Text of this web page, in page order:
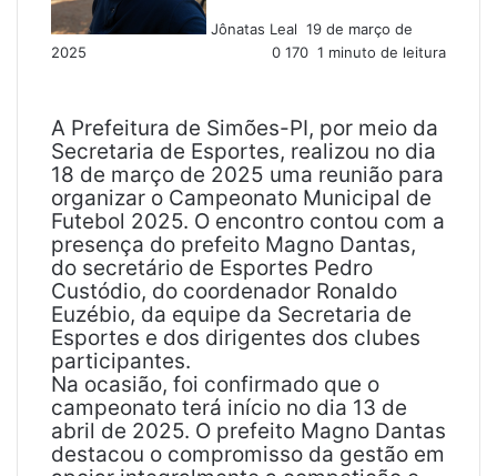
Jônatas Leal m
e
a
i
l
19 de março de
2025
0 170 1 minuto de leitura
A Prefeitura de Simões-PI, por meio da
Secretaria de Esportes, realizou no dia
18 de março de 2025 uma reunião para
organizar o Campeonato Municipal de
Futebol 2025. O encontro contou com a
presença do prefeito Magno Dantas,
do secretário de Esportes Pedro
Custódio, do coordenador Ronaldo
Euzébio, da equipe da Secretaria de
Esportes e dos dirigentes dos clubes
participantes.
Na ocasião, foi confirmado que o
campeonato terá início no dia 13 de
abril de 2025. O prefeito Magno Dantas
destacou o compromisso da gestão em